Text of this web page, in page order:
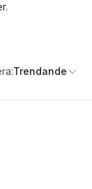
Trendande